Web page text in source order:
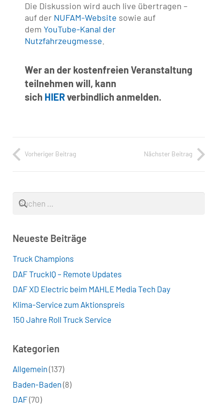
Die Diskussion wird auch live übertragen –
auf der NUFAM-Website sowie auf
dem YouTube-Kanal der
Nutzfahrzeugmesse
Wer an der kostenfreien Veranstaltung
teilnehmen will, kann
sich HIERverbindlich anmelden.
Vorheriger Beitrag Nächster Beitrag
Suchen
nach:
Neueste Beiträge
Truck Champions
DAF TruckIQ – Remote Updates
DAF XD Electric beim MAHLE Media Tech Day
Klima-Service zum Aktionspreis
150 Jahre Roll Truck Service
Kategorien
Allgemein (137)
Baden-Baden (8)
DAF(70)